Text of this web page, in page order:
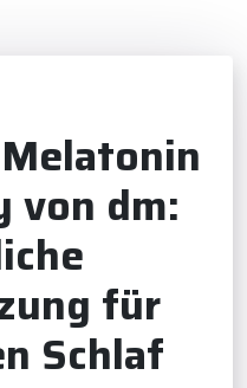
von dm:
für
Schlaf